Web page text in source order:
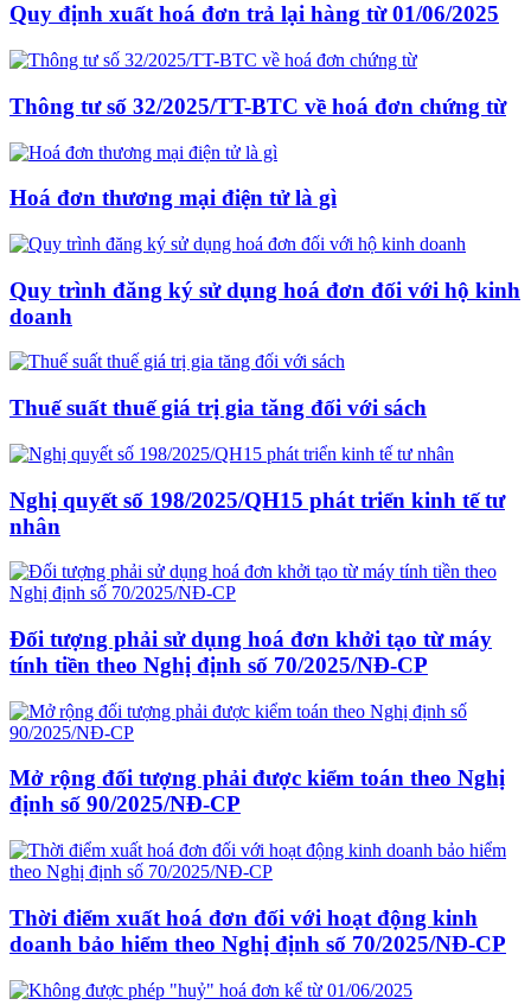
Quy định xuất hoá đơn trả lại hàng từ 01/06/2025
Thông tư số 32/2025/TT-BTC về hoá đơn chứng từ
Hoá đơn thương mại điện tử là gì
Quy trình đăng ký sử dụng hoá đơn đối với hộ kinh
doanh
Thuế suất thuế giá trị gia tăng đối với sách
Nghị quyết số 198/2025/QH15 phát triển kinh tế tư
nhân
Đối tượng phải sử dụng hoá đơn khởi tạo từ máy
tính tiền theo Nghị định số 70/2025/NĐ-CP
Mở rộng đối tượng phải được kiểm toán theo Nghị
định số 90/2025/NĐ-CP
Thời điểm xuất hoá đơn đối với hoạt động kinh
doanh bảo hiểm theo Nghị định số 70/2025/NĐ-CP